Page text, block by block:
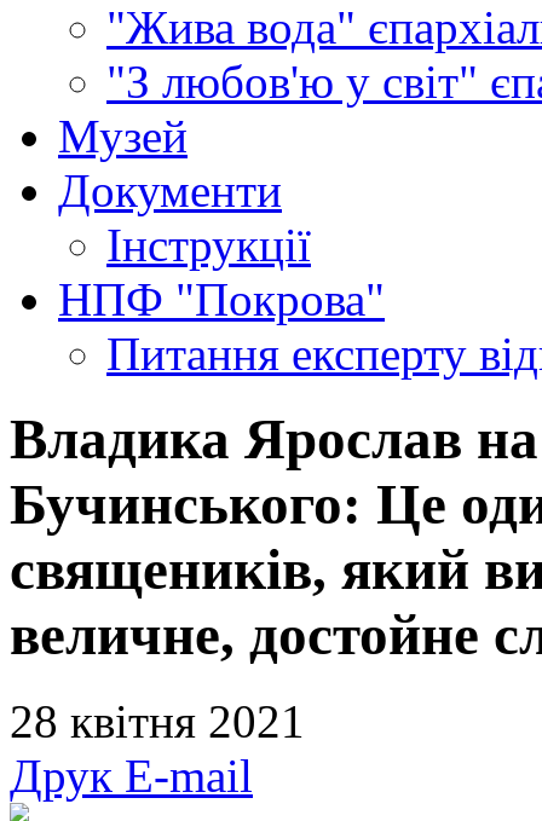
"Жива вода"
"З любов'ю у світ"
Музей
Документи
Інструкції
НПФ "Покрова"
Питання експерту
Владика Ярослав
Бучинського: Це
священиків, який
величне, достойне
28 квітня 2021
Друк E-mail